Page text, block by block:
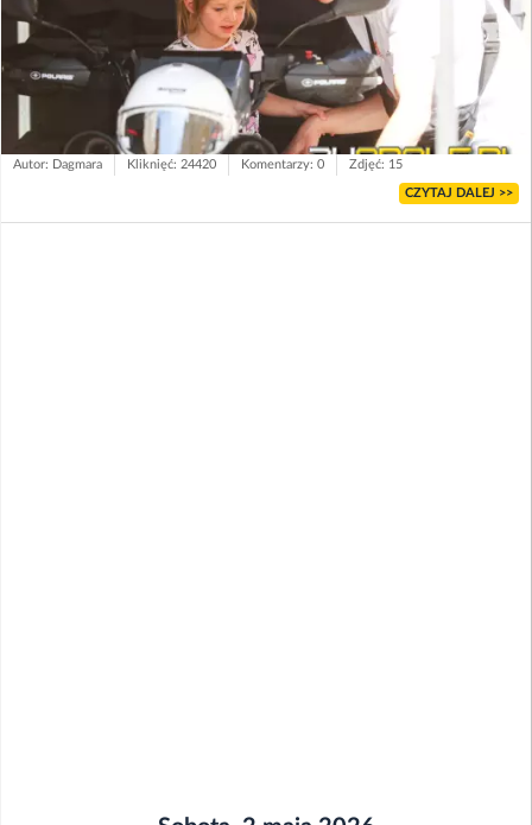
Autor: Dagmara Kliknięć: 24420 Komentarzy: 0 Zdjęć: 15
CZYTAJ DALEJ >>